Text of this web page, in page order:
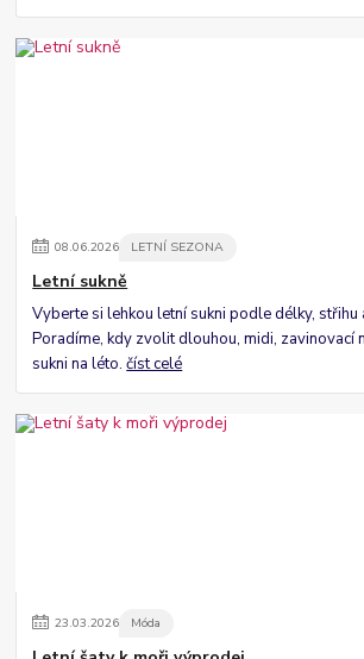
08.06.2026 LETNÍ SEZONA
Letní sukně
Vyberte si lehkou letní sukni podle délky, střihu
Poradíme, kdy zvolit dlouhou, midi, zavinovací
sukni na léto.číst celé
23.03.2026 Móda